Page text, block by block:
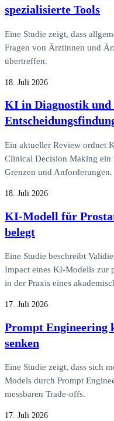
spezialisierte Tools
Eine Studie zeigt, dass
Fragen von Ärztinnen und
übertreffen.
18. Juli 2026
KI in Diagnostik und
Ein aktueller Review ordnet
Clinical Decision Making ein
Grenzen und Anforderungen.
18. Juli 2026
KI-Modell für
belegt
Eine Studie beschreibt
Impact eines KI-Modells zur
in der Praxis eines
17. Juli 2026
Prompt Engineering
senken
Eine Studie zeigt, dass sich
Models durch Prompt
messbaren Trade-offs.
17. Juli 2026